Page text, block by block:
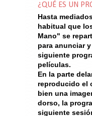
¿QUÉ ES UN
Hasta
habitual que
Mano" se
para anunciar
siguiente
películas.
En la parte
reproducido el
bien una
dorso, la
siguiente